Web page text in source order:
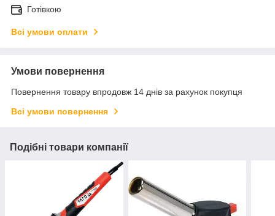
Готівкою
Всі умови оплати
Умови повернення
Повернення товару впродовж 14 днів за рахунок покупця
Всі умови повернення
Подібні товари компанії